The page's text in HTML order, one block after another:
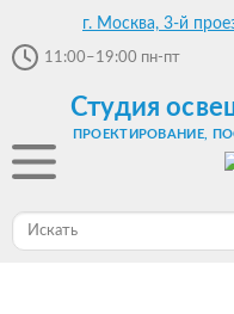
г. Москва, 3-й
11:00–19:00 пн-пт
Студия
ПРОЕКТИРОВАНИЕ,